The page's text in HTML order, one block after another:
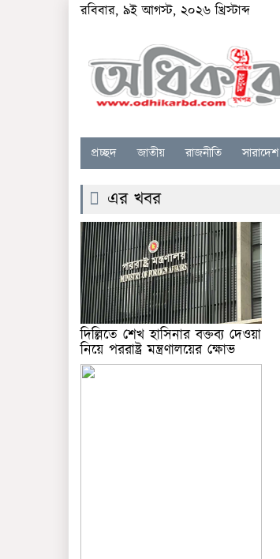
রবিবার, ৯ই আগস্ট, ২০২৬ খ্রিস্টাব্দ
প্রচ্ছদ জাতীয় রাজনীতি সারাদেশ
এর খবর
দিল্লিতে শেখ হাসিনার বক্তব্য দেওয়া
নিয়ে পররাষ্ট্র মন্ত্রণালয়ের ক্ষোভ